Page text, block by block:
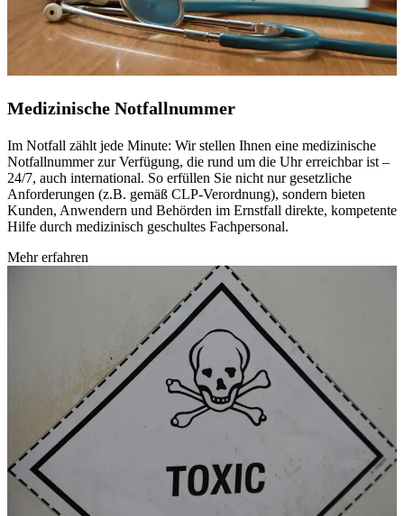
Medizinische Notfallnummer
Im Notfall zählt jede Minute: Wir stellen Ihnen eine medizinische
Notfallnummer zur Verfügung, die rund um die Uhr erreichbar ist –
24/7, auch international. So erfüllen Sie nicht nur gesetzliche
Anforderungen (z.B. gemäß CLP-Verordnung), sondern bieten
Kunden, Anwendern und Behörden im Ernstfall direkte, kompetente
Hilfe durch medizinisch geschultes Fachpersonal.
Mehr erfahren